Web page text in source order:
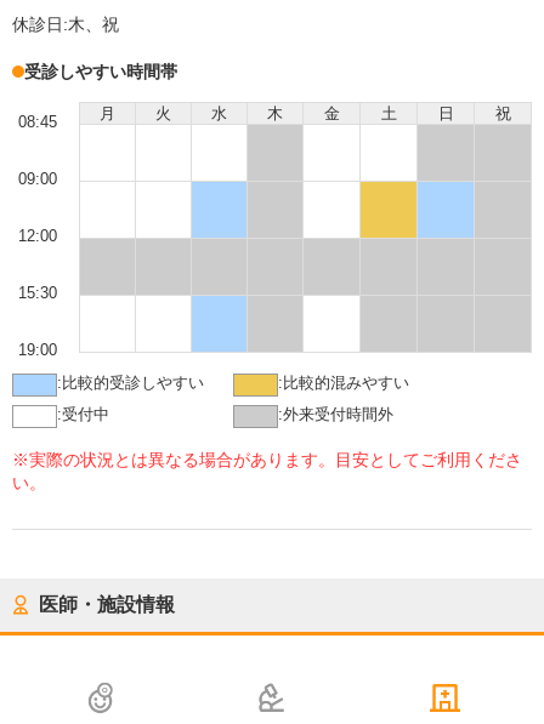
休診日:木、祝
受診しやすい時間帯
月 火 水 木 金 土 日 祝
08:45
09:00
12:00
15:30
19:00
: 比較的受診しやすい : 比較的混みやすい
:受付中 :外来受付時間外
※実際の状況とは異なる場合があります。目安としてご利用くださ
い。
医師・施設情報